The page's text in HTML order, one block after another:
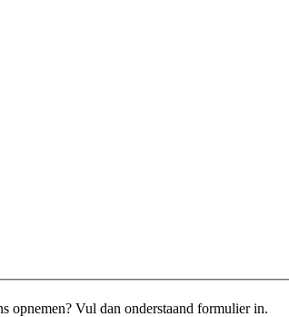
opnemen? Vul dan onderstaand formulier in.